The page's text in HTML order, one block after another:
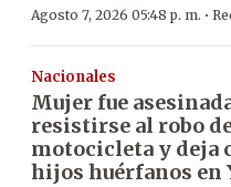
Agosto 7, 2026 05:48 p. m. ·
Nacionales
Mujer fue
resistirse al robo
motocicleta y deja
hijos huérfanos en